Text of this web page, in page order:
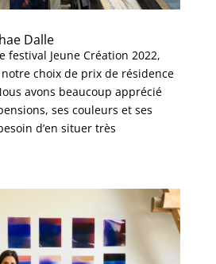
Dalle
festival Jeune Création 2022,
notre choix de prix de résidence
avons beaucoup apprécié
ses couleurs et ses
d’en situer très